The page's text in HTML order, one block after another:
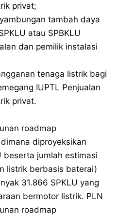
privat;
tambah daya
atau SPBKLU
dan pemilik instalasi
tenaga listrik bagi
IUPTL Penjualan
privat.
roadmap
diproyeksikan
beserta jumlah estimasi
listrik berbasis baterai)
31.866 SPKLU yang
bermotor listrik. PLN
roadmap